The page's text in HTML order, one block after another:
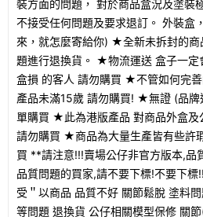
裝方面的問題， 對於商品盒況及塗裝
不接受任何問題及要求退訂。 外裝盒
來，就怎麼寄給你) ★全新未拆封的商
題進行退換貨。 ★物流運送 盒子一
盒損 的客人 請勿購買 ★不管如何完
產品未滿15歲 請勿購買! ★無證 (品牌
單購買 ★此為港版產品 對商品外盒及
請勿購買 ★商品為大量生產皆有些許
買 **請注意!!!賣場公仔非官方版本,品
品質問題的買家,請不要下標!不要下
受＂以商品 品質不好 關節鬆脫 塗料
等問題 退換貨 公仔相關模型保修 關